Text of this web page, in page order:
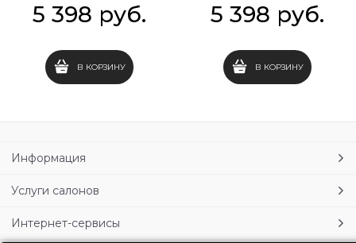
5 398 руб.
В КОРЗИНУ
5 398 руб.
В КОРЗИНУ
Информация
Услуги салонов
Интернет-сервисы